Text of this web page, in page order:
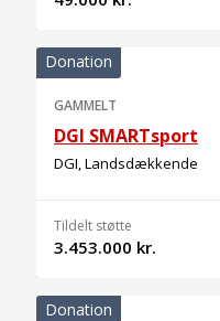
Donation
GAMMELT
DGI SMARTsport
DGI, Landsdækkende
Tildelt støtte
3.453.000 kr.
Donation